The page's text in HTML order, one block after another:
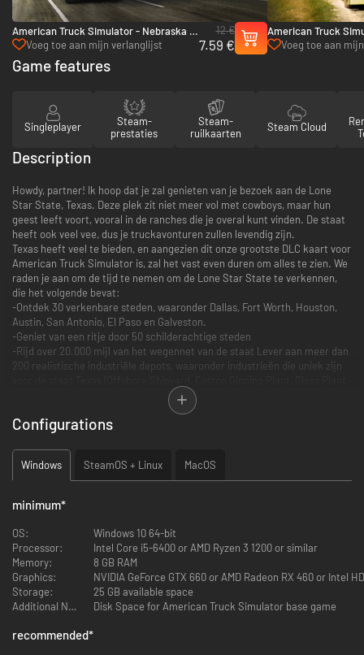
American Truck Simulator - Nebraska -
PC & Mac (Steam)
Voeg toe aan mijn verlanglijst
12 €
7.59 €
American Truck
PC (Steam)
Voeg toe aan
Game features
Singleplayer
Steam-
prestaties
Steam-
ruilkaarten
Steam Cloud
Description
Howdy, partner! Ik hoop dat je zal genieten van je bezoek aan de Lone
Star State, Texas. Deze plek zit niet meer vol met cowboys, maar hun
geest leeft voort, vooral in de ranches die je overal kunt vinden. De staat
heeft ook veel vee, dus je truckavonturen zullen levendig zijn.
Texas heeft veel te bieden, en aangezien dit onze grootste DLC kaart voor
American Truck Simulator is, zal het vast even duren om alles te zien. We
raden je aan om de tijd te nemen om de Lone Star State te verkennen,
die het volgende bevat:
-Ontdek 30 verkenbare steden, waaronder Dallas, Fort Worth, Houston,
Austin, San Antonio, El Paso en Galveston.
-Geniet van een ritje door 50 schilderachtige steden
-Rijd over 20.000 mijl van het wegennet van de staat Lever aan meer dan
200 realistische industriële depots, waaronder industrieën die uniek zijn
-Bezoek en bekijk beroemde bezienswaardigheden, waaronder Starbay,
El Capitan, Route 66, USS Lexington, Corpus Christi Bridge en de Salt
-Tank bij en rust uit in 60 unieke truckstops en 30 speciale rustplaatsen
Pak je lasso maar en begin aan je Texas avontuur. Dit is vast niet je eerste
rodeo, toch, partner?
Configurations
Windows SteamOS + Linux MacOS
minimum*
OS:
Windows 10 64-bit
Processor:
Intel Core i5-6400 or AMD Ryzen 3 1200 or similar
Memory:
8 GB RAM
Graphics:
NVIDIA GeForce GTX 660 or AMD Radeon RX 460 or Intel
Storage:
25 GB available space
Additional Notes:
Disk Space for American Truck Simulator base game
recommended*